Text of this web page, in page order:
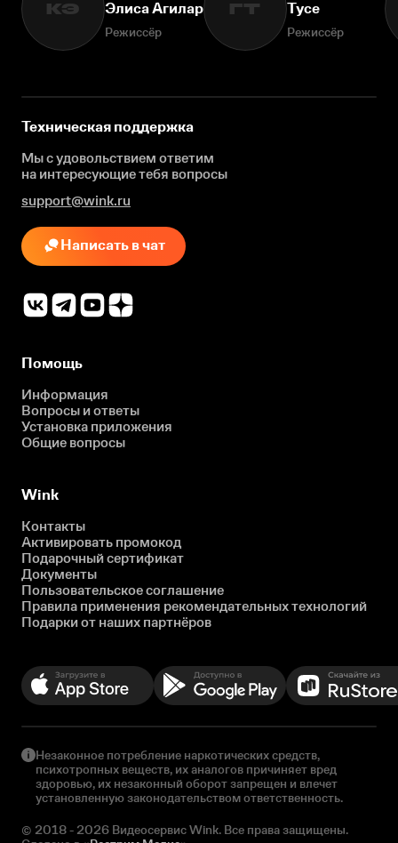
КЭ
Элиса Агилар
Режиссёр
ГТ
Тусе
Режиссёр
Техническая поддержка
Мы с удовольствием ответим
на интересующиетебя вопросы
support@wink.ru
Написать в чат
Помощь
Информация
Вопросы и ответы
Установка приложения
Общие вопросы
Wink
Контакты
Активировать промокод
Подарочный сертификат
Документы
Пользовательское соглашение
Правила применения рекомендательных технологий
Подарки от наших партнёров
Незаконное потребление наркотических средств,
психотропных веществ, их аналогов причиняет вред
здоровью, их незаконный оборот запрещен и влечет
установленную законодательством ответственность.
© 2018 - 2026 Видеосервис Wink. Все права защищены.